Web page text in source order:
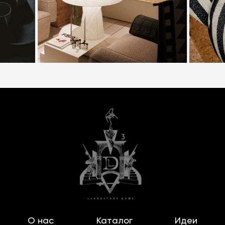
Также в ассортименте представленыуличные
светильники , которые можно использовать на
террасе или во дворе.
Важным преимуществом дизайнерских
потребностей: от яркого света для работы до
мягкого и уютного для отдыха.
В интернет-магазине Laboratory вы можете
выбрать светильники таких известных
производителей, какLumina,Nuura
Groppi, Luceplan, Aromas del Campo, Arketipo,
Bontempi, Marset, Vistosi и другие. Если вы не
О нас Каталог Идеи